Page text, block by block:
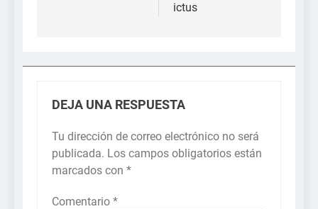
ictus
DEJA UNA RESPUESTA
Tu dirección de correo electrónico no será
publicada. Los campos obligatorios están
marcados con *
Comentario *